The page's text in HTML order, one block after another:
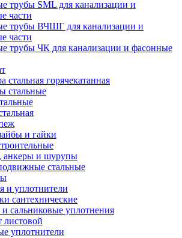
трубы SML для канализации и
части
трубы ВЧШГ для канализации и
части
трубы ЧК для канализации и фасонные
стальная горячекатанная
стальные
и гайки
анкеры и шурупы
стальные
и уплотнители
сантехнические
сальниковые уплотнения
листовой
уплотнители